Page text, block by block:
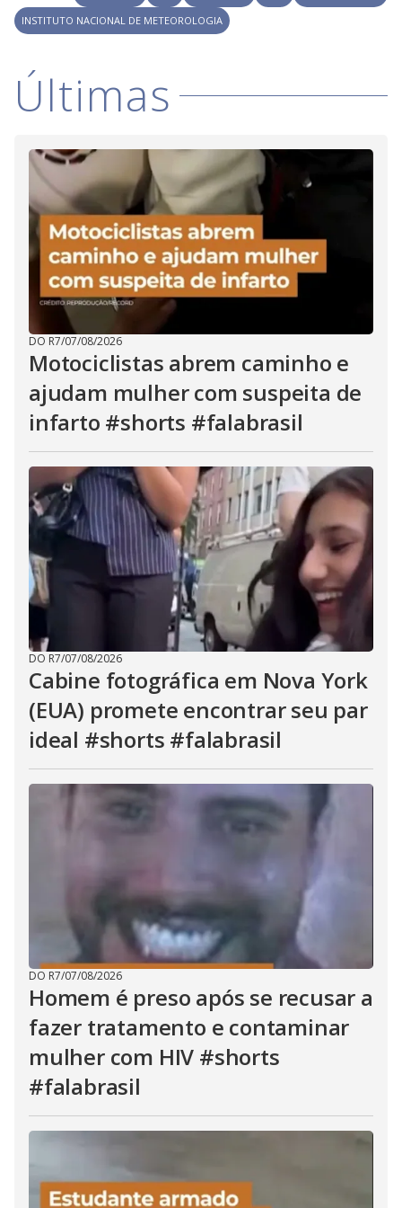
i
d
e
o
INSTITUTO NACIONAL DE METEOROLOGIA
Últimas
DO R7/07/08/2026
Motociclistas abrem caminho e
ajudam mulher com suspeita de
infarto #shorts #falabrasil
DO R7/07/08/2026
Cabine fotográfica em Nova York
(EUA) promete encontrar seu par
ideal #shorts #falabrasil
DO R7/07/08/2026
Homem é preso após se recusar a
fazer tratamento e contaminar
mulher com HIV #shorts
#falabrasil